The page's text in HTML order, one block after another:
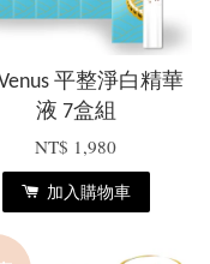
平整淨白精華
液 7盒組
NT$ 1,980
加入購物車